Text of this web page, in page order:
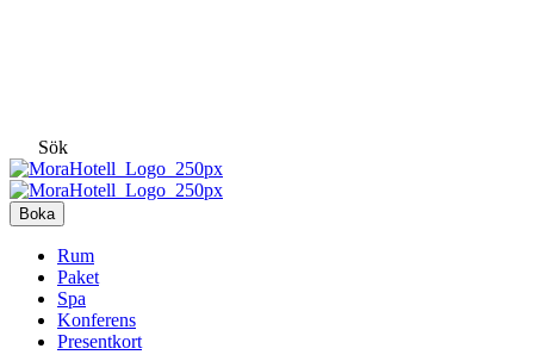
Sök
Boka
Rum
Paket
Spa
Konferens
Presentkort